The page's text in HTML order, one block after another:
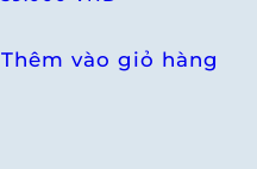
Thêm vào giỏ hàng